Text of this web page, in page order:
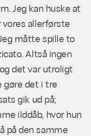
Jeg kan huske at
allerførste
måtte spille to
Altså ingen
det var utroligt
gøre det i tre
gik ud på;
ilddåb, hvor hun
på den samme